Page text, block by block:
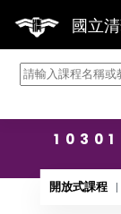
國立
10301
開放式課程